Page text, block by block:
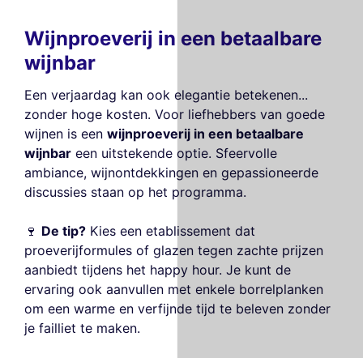
Wijnproeverij in een betaalbare
wijnbar
Een verjaardag kan ook elegantie betekenen...
zonder hoge kosten. Voor liefhebbers van goede
wijnen is een wijnproeverij in een betaalbare
wijnbar een uitstekende optie. Sfeervolle
ambiance, wijnontdekkingen en gepassioneerde
discussies staan op het programma.
🍷 De tip? Kies een etablissement dat
proeverijformules of glazen tegen zachte prijzen
aanbiedt tijdens het happy hour. Je kunt de
ervaring ook aanvullen met enkele borrelplanken
om een warme en verfijnde tijd te beleven zonder
je failliet te maken.